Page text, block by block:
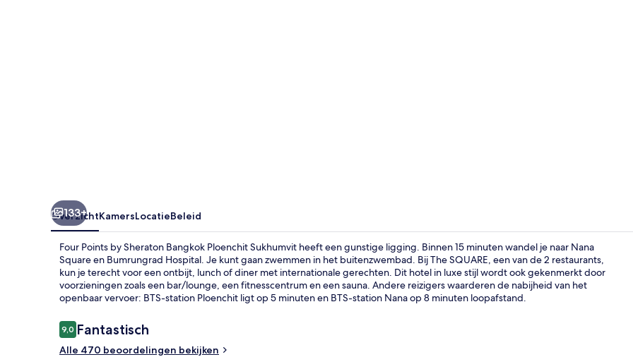
Voorkant
133+
OverzichtKamersLocatieBeleid
Four Points by Sheraton Bangkok Ploenchit Sukhumvit heeft een gunstige ligging. Binnen 15 minuten wandel je naar Nana
Square en Bumrungrad Hospital. Je kunt gaan zwemmen in het buitenzwembad. Bij The SQUARE, een van de 2 restaurants,
kun je terecht voor een ontbijt, lunch of diner met internationale gerechten. Dit hotel in luxe stijl wordt ook gekenmerkt door
voorzieningen zoals een bar/lounge, een fitnesscentrum en een sauna. Andere reizigers waarderen de nabijheid van het
openbaar vervoer: BTS-station Ploenchit ligt op 5 minuten en BTS-station Nana op 8 minuten loopafstand.
Beoordelingen
9,09,0 op 10 –
Fantastisch
Alle 470 beoordelingen bekijken